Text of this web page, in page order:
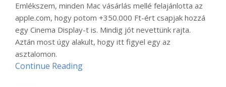
Emlékszem, minden Mac vásárlás mellé felajánlotta az
apple.com, hogy potom +350.000 Ft-ért csapjak hozzá
egy Cinema Display-t is. Mindig jót nevettünk rajta.
Aztán most úgy alakult, hogy itt figyel egy az
asztalomon.
Continue Reading